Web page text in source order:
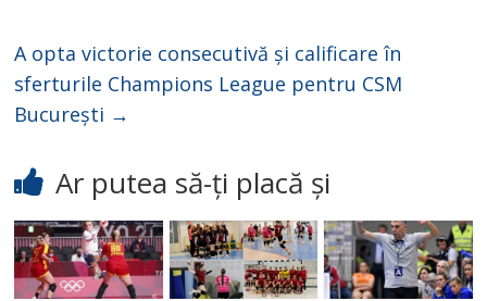
A opta victorie consecutivă și calificare în
sferturile Champions League pentru CSM
București →
Ar putea să-ți placă și